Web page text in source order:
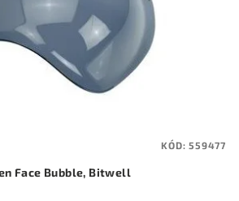
Face Bubble, Bitwell
KÓD:559477